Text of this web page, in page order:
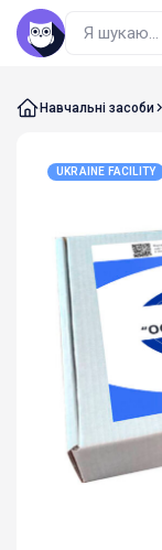
Навчальні засоби
UKRAINE FACILITY